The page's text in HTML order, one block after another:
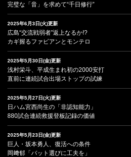
完璧な「音」を求めて“千日修行”
2025年6月3日(火)更新
広島“交流戦弱者”返上なるか!?
カギ握るファビアンとモンテロ
2025年5月30日(金)更新
浅村栄斗、平成生まれ初の2000安打
直前に連続試合出場ストップの試練
2025年5月27日(火)更新
日ハム宮西尚生の「非認知能力」
880試合連続救援登板記録の価値
2025年5月23日(金)更新
巨人・坂本勇人、復活への条件
岡﨑郁「バット選びに工夫を」